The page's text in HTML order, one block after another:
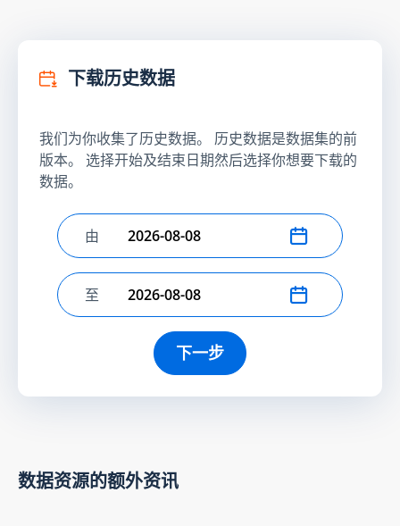
下载历史数据
我们为你收集了历史数据。 历史数据是数据集的前
版本。 选择开始及结束日期然后选择你想要下载的
数据。
选择开始日期
由
选择结束日期
至
下一步
数据资源的额外资讯